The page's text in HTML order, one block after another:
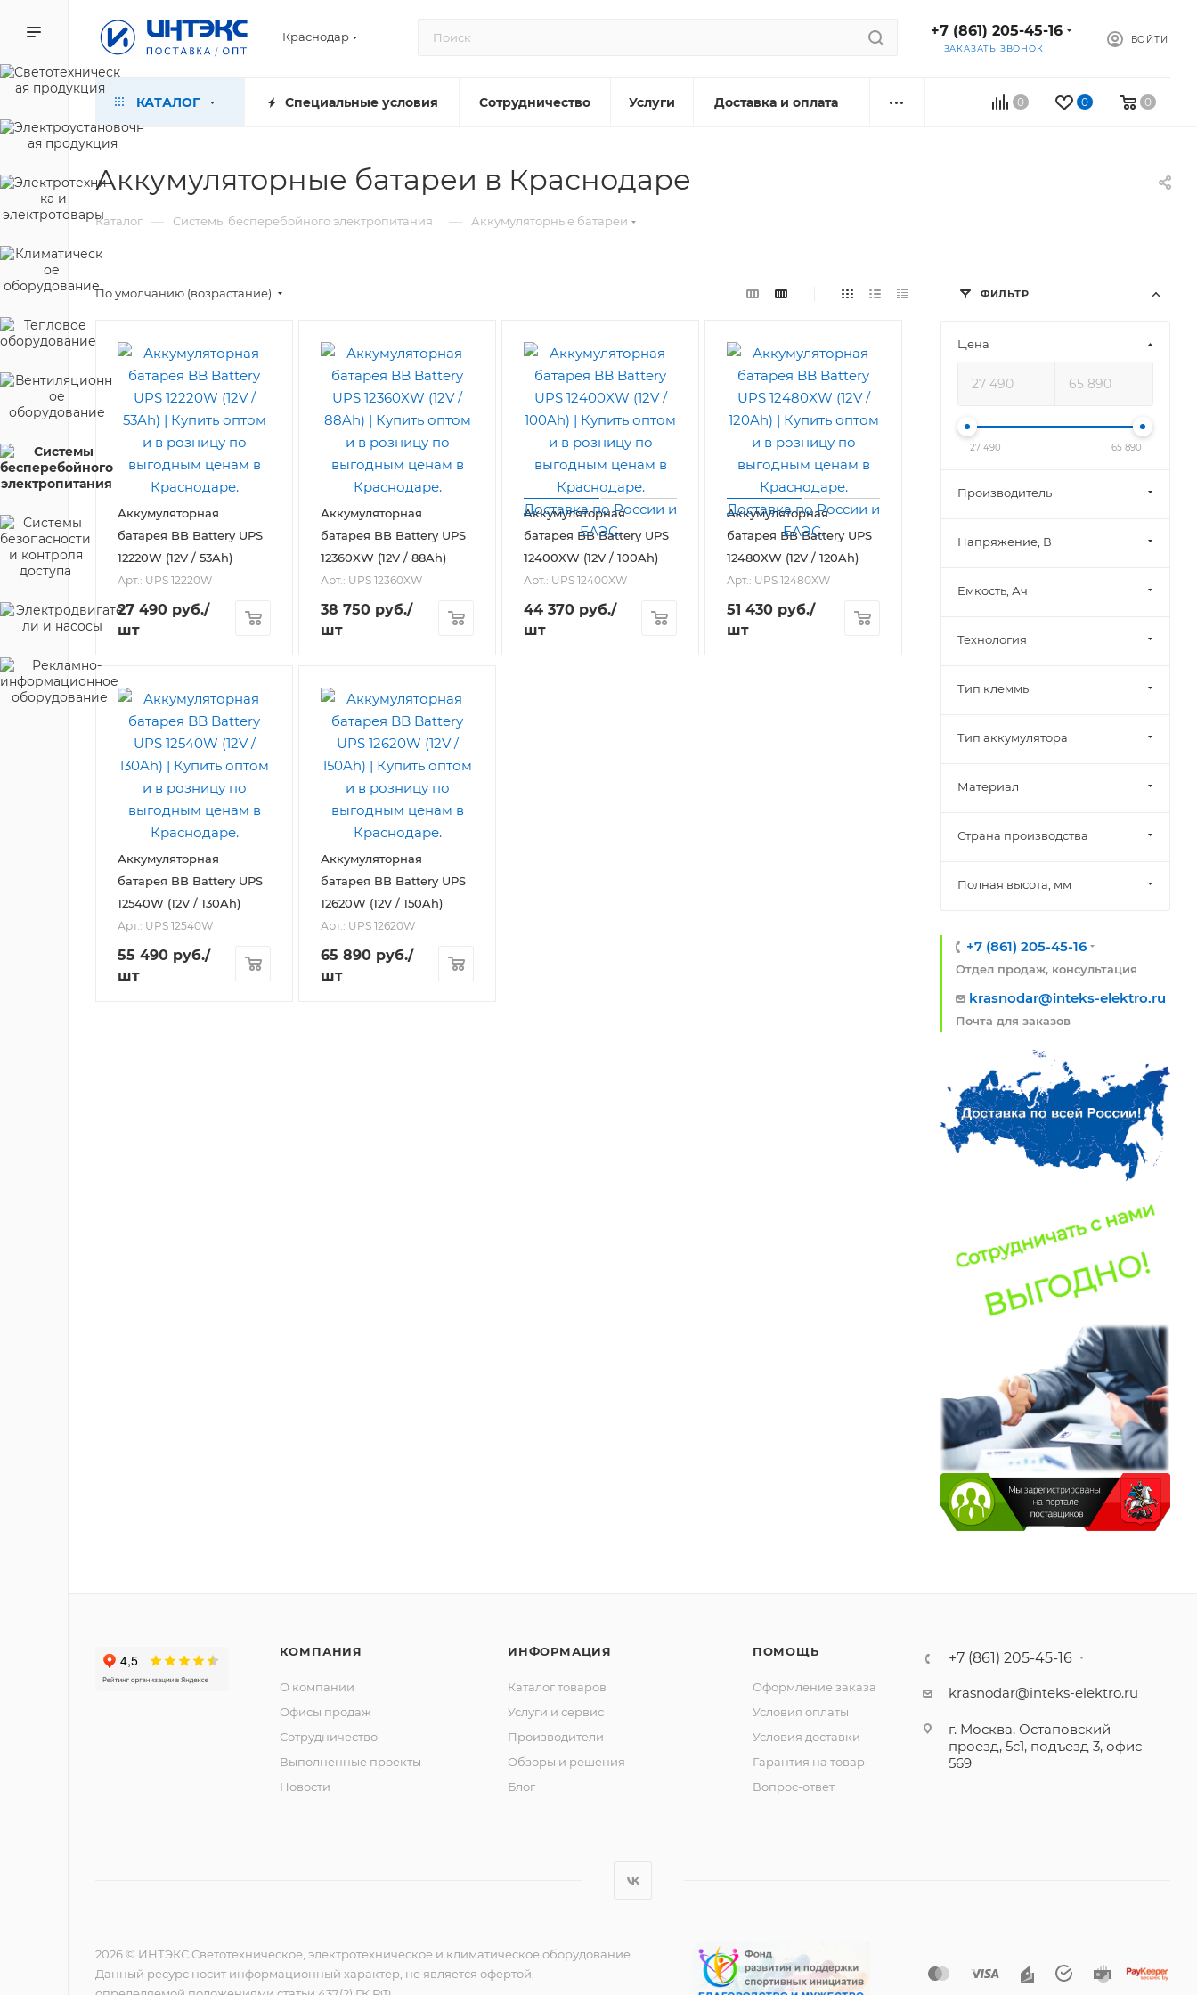
Краснодар +7 (861) 205-45-16
ЗАКАЗАТЬ ЗВОНОК
ВОЙТИ
0 0 0
КАТАЛОГ Специальные условия Сотрудничество Услуги Доставка и оплата
Аккумуляторные батареи в Краснодаре
Каталог — Системы бесперебойного электропитания — Аккумуляторные батареи
По умолчанию (возрастание)
Аккумуляторная
батарея BB Battery UPS
12220W (12V / 53Ah)
Арт.: UPS 12220W
27 490 руб./
шт
Аккумуляторная
батарея BB Battery UPS
12360XW (12V / 88Ah)
Арт.: UPS 12360XW
38 750 руб./
шт
Аккумуляторная
батарея BB Battery UPS
12400XW (12V / 100Ah)
Арт.: UPS 12400XW
44 370 руб./
шт
Аккумуляторная
батарея BB Battery UPS
12480XW (12V / 120Ah)
Арт.: UPS 12480XW
51 430 руб./
шт
Аккумуляторная
батарея BB Battery UPS
12540W (12V / 130Ah)
Арт.: UPS 12540W
55 490 руб./
шт
Аккумуляторная
батарея BB Battery UPS
12620W (12V / 150Ah)
Арт.: UPS 12620W
65 890 руб./
шт
ФИЛЬТР
Цена
27 490 65 890
Производитель
Напряжение, В
Емкость, Ач
Технология
Тип клеммы
Тип аккумулятора
Материал
Страна производства
Полная высота, мм
+7 (861) 205-45-16
Отдел продаж, консультация
krasnodar@inteks-elektro.ru
Почта для заказов
КОМПАНИЯ
О компании
Офисы продаж
Сотрудничество
Выполненные проекты
Новости
ИНФОРМАЦИЯ
Каталог товаров
Услуги и сервис
Производители
Обзоры и решения
Блог
ПОМОЩЬ
Оформление заказа
Условия оплаты
Условия доставки
Гарантия на товар
Вопрос-ответ
+7 (861) 205-45-16
krasnodar@inteks-elektro.ru
г. Москва, Остаповский
проезд, 5с1, подъезд 3, офис
569
2026 © ИНТЭКС Светотехническое, электротехническое и климатическое оборудование.
Данный ресурс носит информационный характер, не является офертой,